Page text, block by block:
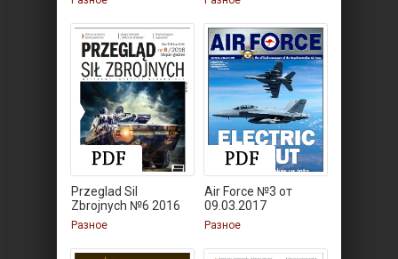
Przeglad Sil
Zbrojnych №6 2016
Разное
Air Force №3 от
09.03.2017
Разное